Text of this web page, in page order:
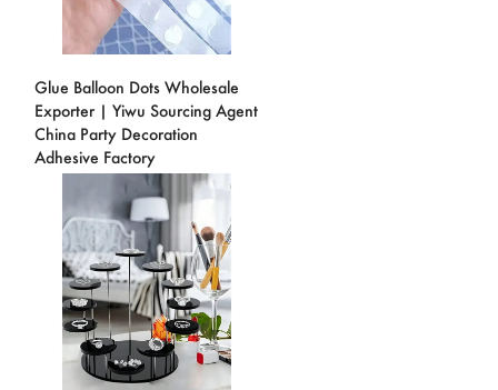
Glue Balloon Dots Wholesale
Exporter | Yiwu Sourcing Agent
China Party Decoration
Adhesive Factory